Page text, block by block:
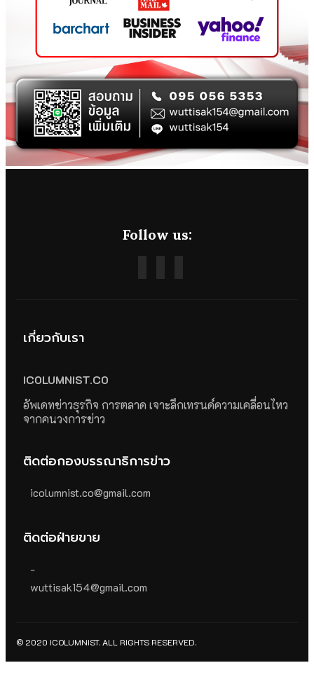
Follow us:
เกี่ยวกับเรา
ICOLUMNIST.CO
อัพเดทข่าวธุรกิจ การตลาด เจาะลึกเทรนด์ความเคลื่อนไหว
จากคนวงการข่าว
ติดต่อกองบรรณาธิการข่าว
icolumnist.co@gmail.com
ติดต่อฝ่ายขาย
-
wuttisak154@gmail.com
© 2020 ICOLUMNIST. ALL RIGHTS RESERVED.